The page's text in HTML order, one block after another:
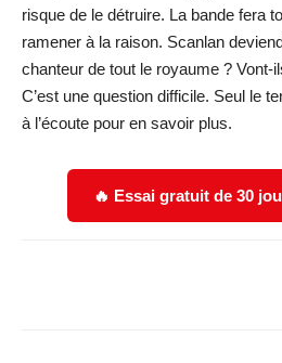
risque de le détruire. La bande fera
ramener à la raison. Scanlan
chanteur de tout le royaume ? Vont-
C’est une question difficile. Seul le
à l’écoute pour en savoir plus.
🔥 Essai gratuit de 30